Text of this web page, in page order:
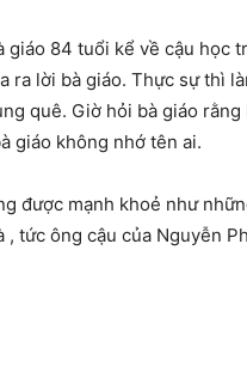
giáo 84 tuổi kể về cậu học
ra lời bà giáo. Thực sự thì
quê. Giờ hỏi bà giáo rằng
giáo không nhớ tên ai.
được mạnh khoẻ như
tức ông cậu của Nguyễn